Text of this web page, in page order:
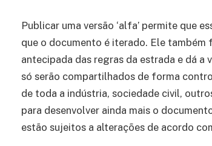
Publicar uma versão ‘alfa’ permite que
que o documento é iterado. Ele também
antecipada das regras da estrada e dá
só serão compartilhados de forma
de toda a indústria, sociedade civil,
para desenvolver ainda mais o
estão sujeitos a alterações de acordo